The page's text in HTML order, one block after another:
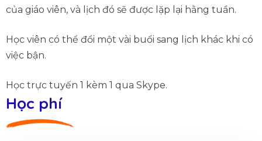
của giáo viên, và lịch đó sẽ được lặp lại hằng tuần.
Học viên có thể đổi một vài buổi sang lịch khác khi có
việc bận.
Học trực tuyến 1 kèm 1 qua Skype.
Học phí